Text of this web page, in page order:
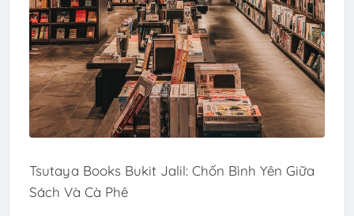
Tsutaya Books Bukit Jalil: Chốn Bình Yên Giữa
Sách Và Cà Phê